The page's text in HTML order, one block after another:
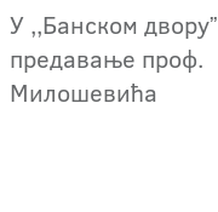
У ,,Банском дворуˮ
предавање проф.
Милошевића